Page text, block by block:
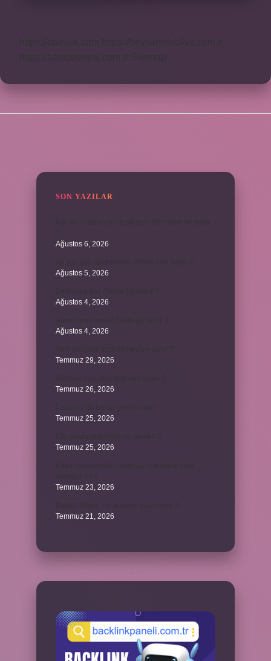
SON YAZILAR
Ağustos 6, 2026
Ağustos 5, 2026
Ağustos 4, 2026
Ağustos 4, 2026
Temmuz 29, 2026
Temmuz 26, 2026
Temmuz 25, 2026
Temmuz 25, 2026
Temmuz 23, 2026
Temmuz 21, 2026